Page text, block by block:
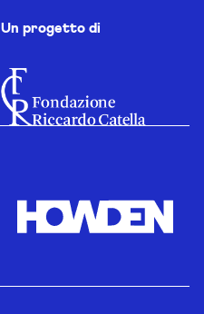
Un progetto di